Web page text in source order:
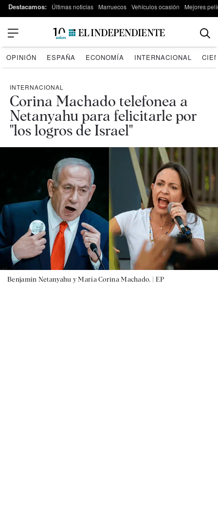
Destacamos: Últimas noticias Marruecos Vehículos ocasión Mejores
OPINIÓN ESPAÑA ECONOMÍA INTERNACIONAL
INTERNACIONAL
Corina Machado telefonea a
Netanyahu para felicitarle por
"los logros de Israel"
Benjamin Netanyahu y María Corina Machado. | EP